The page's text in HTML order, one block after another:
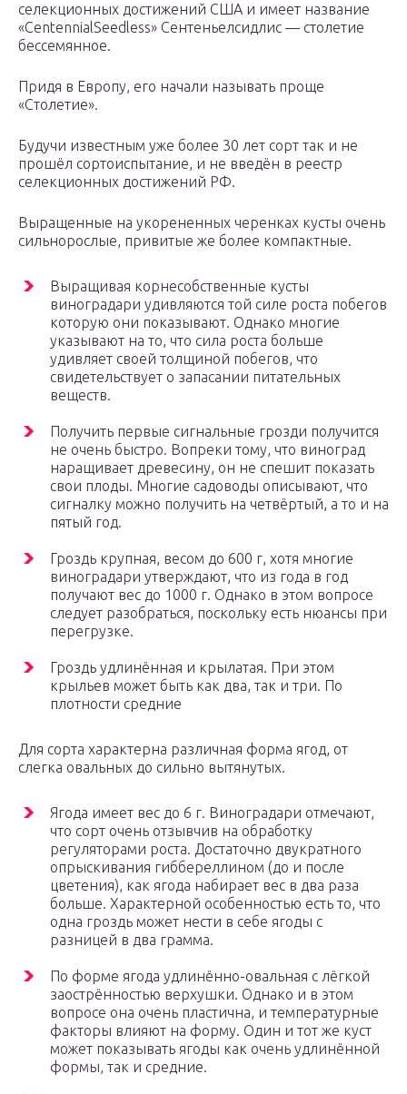
селекционных достижений США и имеет название
«CentennialSeedless» Сентеньелсидлис — столетие
бессемянное.
Придя в Европу, его начали называть проще
«Столетие».
Будучи известным уже более 30 лет сорт так и не
прошёл сортоиспытание, и не введён в реестр
селекционных достижений РФ.
Выращенные на укорененных черенках кусты очень
сильнорослые, привитые же более компактные.
Выращивая корнесобственные кусты
виноградари удивляются той силе роста побегов
которую они показывают. Однако многие
указывают на то, что сила роста больше
удивляет своей толщиной побегов, что
свидетельствует о запасании питательных
веществ.
Получить первые сигнальные грозди получится
не очень быстро. Вопреки тому, что виноград
наращивает древесину, он не спешит показать
свои плоды. Многие садоводы описывают, что
сигналку можно получить на четвёртый, а то и на
пятый год.
Гроздь крупная, весом до 600 г, хотя многие
виноградари утверждают, что из года в год
получают вес до 1000 г. Однако в этом вопросе
следует разобраться, поскольку есть нюансы при
перегрузке.
Гроздь удлинённая и крылатая. При этом
крыльев может быть как два, так и три. По
плотности средние
Для сорта характерна различная форма ягод, от
слегка овальных до сильно вытянутых.
Ягода имеет вес до 6 г. Виноградари отмечают,
что сорт очень отзывчив на обработку
регуляторами роста. Достаточно двукратного
опрыскивания гиббереллином (до и после
цветения), как ягода набирает вес в два раза
больше. Характерной особенностью есть то, что
одна гроздь может нести в себе ягоды с
разницей в два грамма.
По форме ягода удлинённо-овальная с лёгкой
заострённостью верхушки. Однако и в этом
вопросе она очень пластична, и температурные
факторы влияют на форму. Один и тот же куст
может показывать ягоды как очень удлинённой
формы, так и средние.